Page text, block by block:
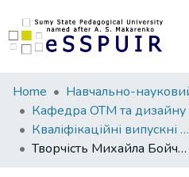
Communities
&
Collections
All of DSpace
Home
Кафедра ОТМ та дизайну
Кваліфікаційні випускні роботи здобувачів вищої освіти
Творчість Михайла Бойчука в контексті розвитку українського образотворчого мистецтва першої половини XX століття